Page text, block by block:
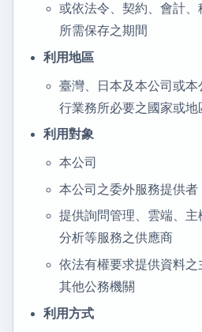
或依法令、契約、會計
所需保存之期間
利用地區
臺灣、日本及本公司或
行業務所必要之國家或地
利用對象
本公司
本公司之委外服務提供者
提供詢問管理、雲端、
分析等服務之供應商
依法有權要求提供資料
其他公務機關
利用方式